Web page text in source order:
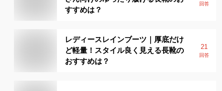
すすめは？
回答
レディースレインブーツ｜厚底だけ
ど軽量！スタイル良く見える長靴の
おすすめは？
21
回答